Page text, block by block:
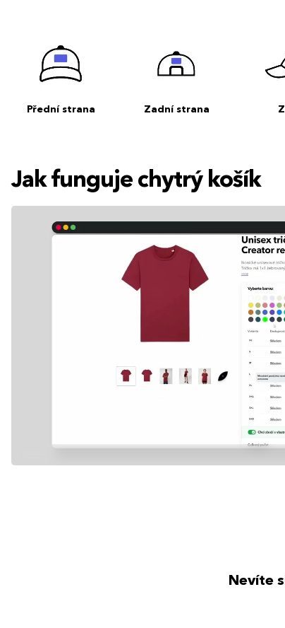
Přední strana Zadní strana
Jak funguje chytrý košík
Nevíte